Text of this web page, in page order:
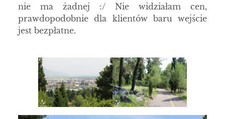
nie ma żadnej :/ Nie widziałam cen,
prawdopodobnie dla klientów baru wejście
jest bezpłatne.